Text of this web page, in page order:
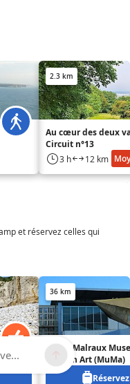
2.3 km
Au cœur des deux
Circuit n°13
3 h 12 km
et réservez celles qui
36 km
André Malraux
Modern Art (MuMa)